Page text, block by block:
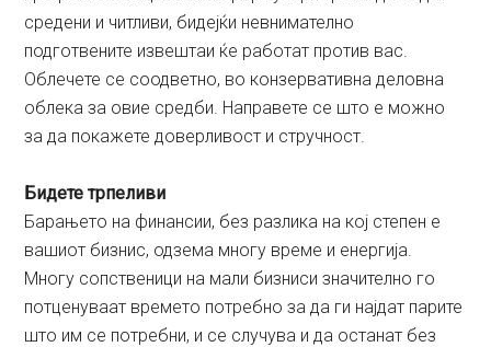
средени и читливи, бидејќи невнимателно
подготвените извештаи ќе работат против вас.
Облечете се соодветно, во конзервативна деловна
облека за овие средби. Направете сe што е можно
за да покажете доверливост и стручност.
Бидете трпеливи
Барањето на финансии, без разлика на кој степен е
вашиот бизнис, одзема многу време и енергија.
Многу сопственици на мали бизниси значително го
потценуваат времето потребно за да ги најдат парите
што им се потребни, и се случува и да останат без